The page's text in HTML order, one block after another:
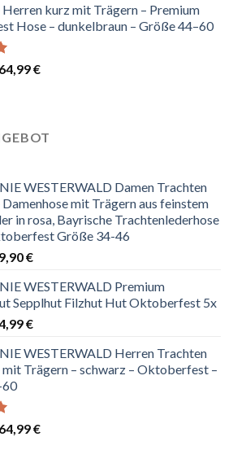
€
64,99 €.
Herren kurz mit Trägern – Premium
Hose – dunkelbraun – Größe 44–60
Ursprünglicher
64,99€Aktueller
WESTERWALD Damen Trachten
mit Trägern aus feinstem
in rosa, Bayrische Trachtenlederhose
Größe 34-46
€
€Aktueller
ist:
49,90 €.
WESTERWALD Premium
Sepplhut Filzhut Hut Oktoberfest 5x
€
€Aktueller
ist:
24,99 €.
WESTERWALD Herren Trachten
mit Trägern – schwarz – Oktoberfest –
Ursprünglicher
64,99€Aktueller